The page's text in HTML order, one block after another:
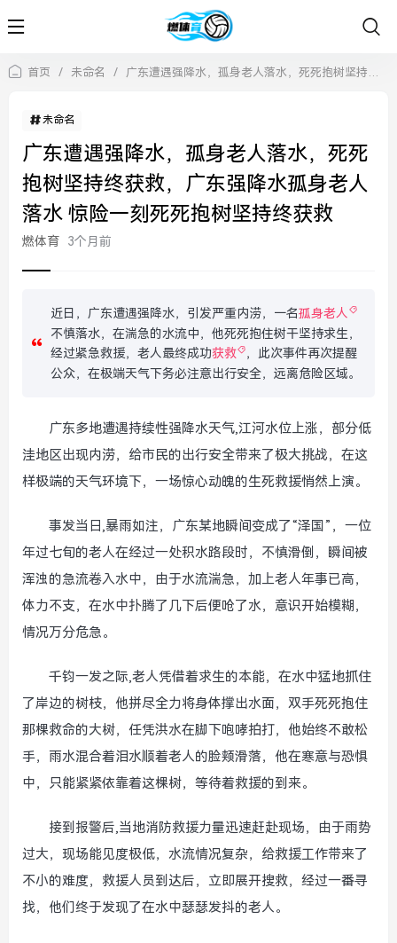
首页 / 未命名 / 广东遭遇强降水，孤身老人落水，死死抱树坚持终获救，广东强降水孤身老人落水 惊险一刻死死抱树坚持终获救
未命名
广东遭遇强降水，孤身老人落水，死死
抱树坚持终获救，广东强降水孤身老人
落水 惊险一刻死死抱树坚持终获救
燃体育 3个月前
近日，广东遭遇强降水，引发严重内涝，一名孤身老人
不慎落水，在湍急的水流中，他死死抱住树干坚持求生，
经过紧急救援，老人最终成功获救
，此次事件再次提醒
公众，在极端天气下务必注意出行安全，远离危险区域。
广东多地遭遇持续性强降水天气,江河水位上涨，部分低
洼地区出现内涝，给市民的出行安全带来了极大挑战，在这
样极端的天气环境下，一场惊心动魄的生死救援悄然上演。
事发当日,暴雨如注，广东某地瞬间变成了“泽国”，一位
年过七旬的老人在经过一处积水路段时，不慎滑倒，瞬间被
浑浊的急流卷入水中，由于水流湍急，加上老人年事已高，
体力不支，在水中扑腾了几下后便呛了水，意识开始模糊，
情况万分危急。
千钧一发之际,老人凭借着求生的本能，在水中猛地抓住
了岸边的树枝，他拼尽全力将身体撑出水面，双手死死抱住
那棵救命的大树，任凭洪水在脚下咆哮拍打，他始终不敢松
手，雨水混合着泪水顺着老人的脸颊滑落，他在寒意与恐惧
中，只能紧紧依靠着这棵树，等待着救援的到来。
接到报警后,当地消防救援力量迅速赶赴现场，由于雨势
过大，现场能见度极低，水流情况复杂，给救援工作带来了
不小的难度，救援人员到达后，立即展开搜救，经过一番寻
找，他们终于发现了在水中瑟瑟发抖的老人。